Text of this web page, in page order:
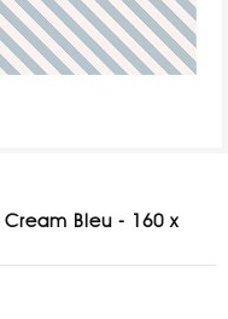
Bleu - 160 x